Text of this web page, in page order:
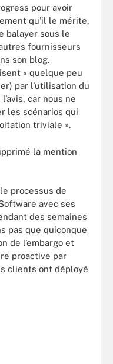
pour avoir
qu’il le mérite,
balayer sous le
fournisseurs
son blog.
« quelque peu
par l’utilisation du
car nous ne
les scénarios qui
triviale ».
la mention
processus de
avec ses
des semaines
pas que quiconque
de l’embargo et
proactive par
clients ont déployé